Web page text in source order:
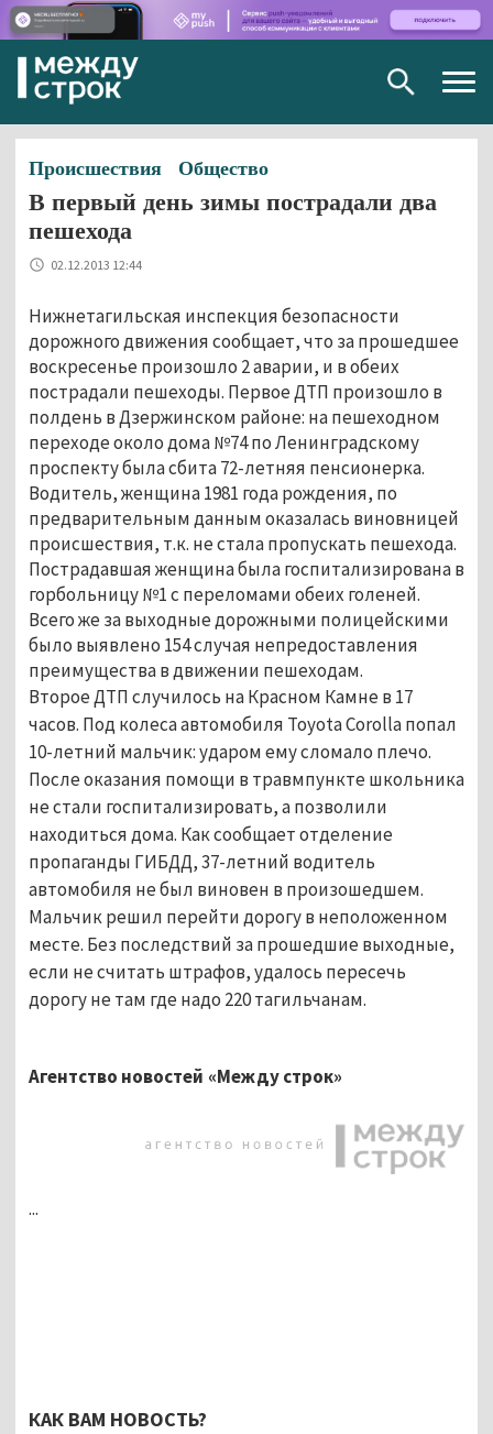
Происшествия Общество
В первый день зимы пострадали два
пешехода
02.12.2013 12:44
Нижнетагильская инспекция безопасности
дорожного движения сообщает, что за прошедшее
воскресенье произошло 2 аварии, и в обеих
пострадали пешеходы. Первое ДТП произошло в
полдень в Дзержинском районе: на пешеходном
переходе около дома №74 по Ленинградскому
проспекту была сбита 72-летняя пенсионерка.
Водитель, женщина 1981 года рождения, по
предварительным данным оказалась виновницей
происшествия, т.к. не стала пропускать пешехода.
Пострадавшая женщина была госпитализирована в
горбольницу №1 с переломами обеих голеней.
Всего же за выходные дорожными полицейскими
было выявлено 154 случая непредоставления
преимущества в движении пешеходам.
Второе ДТП случилось на Красном Камне в 17
часов. Под колеса автомобиля Toyota Corolla попал
10-летний мальчик: ударом ему сломало плечо.
После оказания помощи в травмпункте школьника
не стали госпитализировать, а позволили
находиться дома. Как сообщает отделение
пропаганды ГИБДД, 37-летний водитель
автомобиля не был виновен в произошедшем.
Мальчик решил перейти дорогу в неположенном
месте. Без последствий за прошедшие выходные,
если не считать штрафов, удалось пересечь
дорогу не там где надо 220 тагильчанам.
Агентство новостей «Между строк»
...
КАК ВАМ НОВОСТЬ?